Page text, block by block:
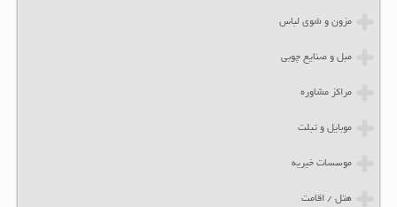
مزون و شوی لباس
مبل و صنایع چوبی
مراکز مشاوره
موبایل و تبلت
موسسات خیریه
هتل / اقامت